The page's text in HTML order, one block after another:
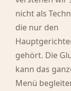
nicht als
die nur den
gehört. Die
kann das
Menü